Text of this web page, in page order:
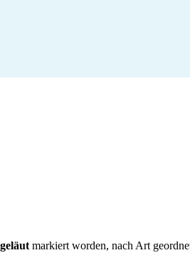
markiert worden, nach Art